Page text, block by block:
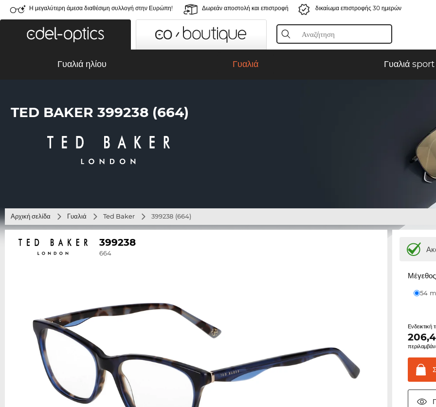
Η μεγαλύτερη άμεσα διαθέσιμη συλλογή στην Ευρώπη! Δωρεάν αποστολή και επιστροφή δικαίωμα επιστροφής 30 ημερών
Γυαλιά ηλίου Γυαλιά Γυαλιά sport
TED BAKER 399238 (664)
Αρχική σελίδα Γυαλιά Ted Baker 399238 (664)
399238
664
Μέγεθος
54
Ενδεικτική